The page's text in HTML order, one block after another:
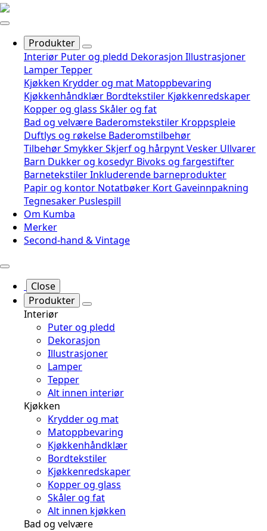
Produkter
Interiør Puter og pledd Dekorasjon Illustrasjoner
LamperTepper
Kjøkken Krydder og mat Matoppbevaring
Kjøkkenhåndklær Bordtekstiler Kjøkkenredskaper
Kopper og glass Skåler og fat
Bad og velvære Baderomstekstiler Kroppspleie
Duftlys og røkelse Baderomstilbehør
TilbehørSmykkerSkjerf og hårpyntVesker Ullvarer
Barn Dukker og kosedyr Bivoks og fargestifter
BarnetekstilerInkluderende barneprodukter
Papir og kontor Notatbøker Kort Gaveinnpakning
Tegnesaker Puslespill
Om Kumba
Merker
Second-hand & Vintage
Close
Produkter
Interiør
Puter og pledd
Dekorasjon
Illustrasjoner
Lamper
Tepper
Alt innen interiør
Kjøkken
Krydder og mat
Matoppbevaring
Kjøkkenhåndklær
Bordtekstiler
Kjøkkenredskaper
Kopper og glass
Skåler og fat
Alt innen kjøkken
Bad og velvære